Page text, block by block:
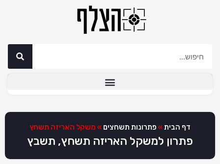
דף הבית » פתרונות תשחצים » משקל האריזה תשחץ
פתרון למשקל האריזה תשחץ, תשבץ